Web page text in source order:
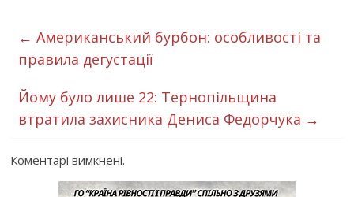
← Американський бурбон: особливості та
правила дегустації
Йому було лише 22: Тернопільщина
втратила захисника Дениса Федорчука →
Коментарі вимкнені.